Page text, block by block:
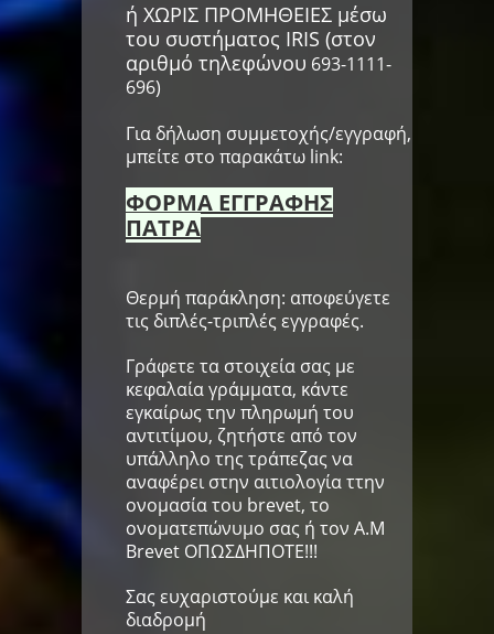
ή ΧΩΡΙΣ ΠΡΟΜΗΘΕΙΕΣ μέσω
του συστήματος IRIS (στον
αριθμό τηλεφώνου 693-1111-
696)
Για δήλωση συμμετοχής/εγγραφή,
μπείτε στο παρακάτω link:
ΦΟΡΜΑ ΕΓΓΡΑΦΗΣ
ΠΑΤΡΑ
Θερμή παράκληση: αποφεύγετε
τις διπλές-τριπλές εγγραφές.
Γράφετε τα στοιχεία σας με
κεφαλαία γράμματα, κάντε
εγκαίρως την πληρωμή του
αντιτίμου, ζητήστε από τον
υπάλληλο της τράπεζας να
αναφέρει στην αιτιολογία ττην
ονομασία του brevet, το
ονοματεπώνυμο σας ή τον Α.Μ
Brevet ΟΠΩΣΔΗΠΟΤΕ!!!
Σας ευχαριστούμε και καλή
διαδρομή